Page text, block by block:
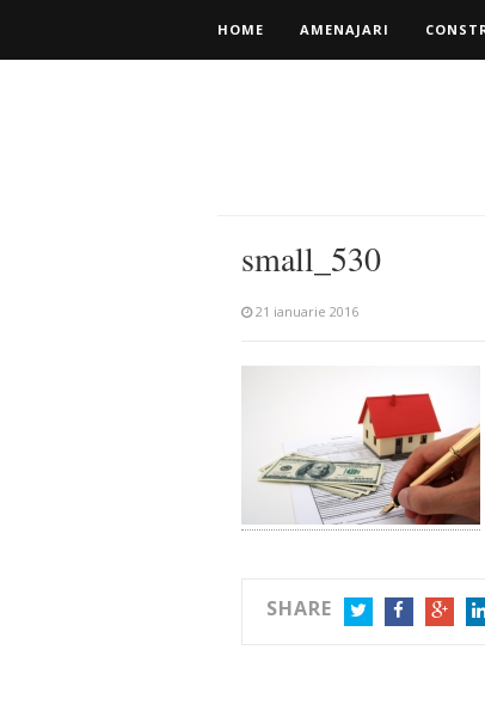
HOME AMENAJARI
small_530
21 ianuarie 2016
SHARE